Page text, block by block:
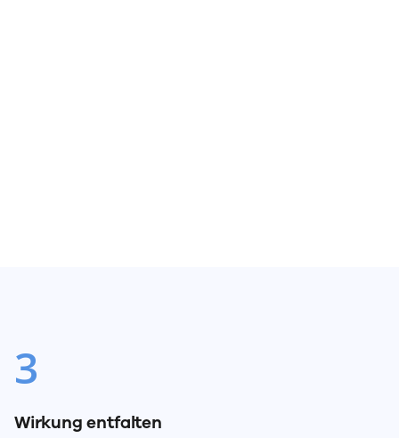
3
Wirkung entfalten